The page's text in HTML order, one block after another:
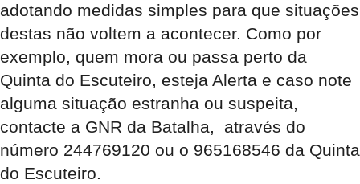
adotando medidas simples para que situações
destas não voltem a acontecer. Como por
exemplo, quem mora ou passa perto da
Quinta do Escuteiro, esteja Alerta e caso note
alguma situação estranha ou suspeita,
contacte a GNR da Batalha, através do
número 244769120 ou o 965168546 da Quinta
do Escuteiro.